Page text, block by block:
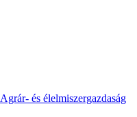
Agrár- és élelmiszergazdaság